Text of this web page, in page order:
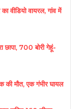
वीडियो वायरल, गांव में
छापा, 700 बोरी गेहूं-
की मौत, एक गंभीर घायल